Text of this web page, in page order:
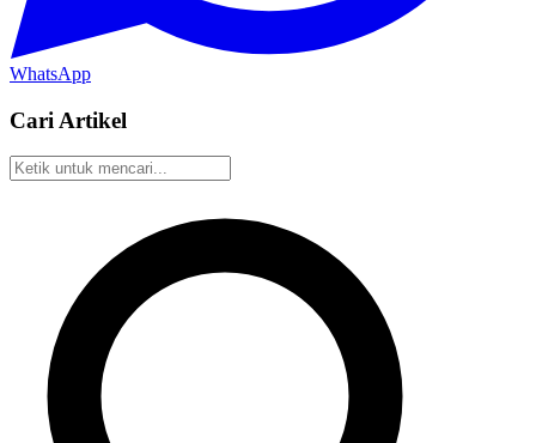
WhatsApp
Cari Artikel